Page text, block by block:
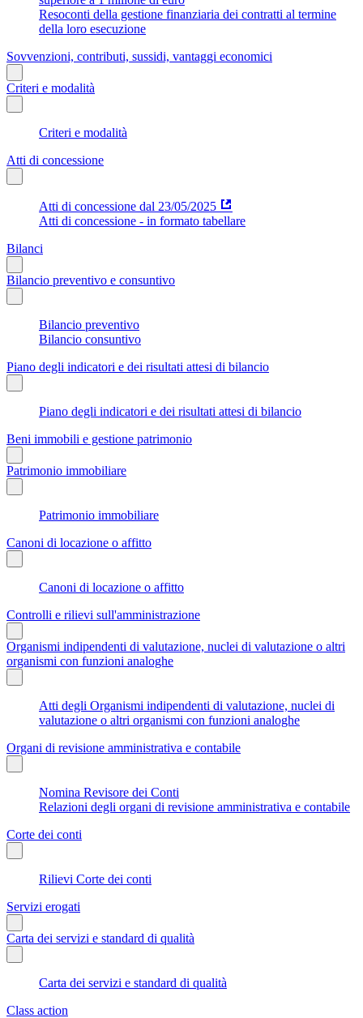
Resoconti della gestione finanziaria dei contratti al termine
della loro esecuzione
Sovvenzioni, contributi, sussidi, vantaggi economici
Criteri e modalità
Criteri e modalità
Atti di concessione
Atti di concessione dal 23/05/2025
Atti di concessione - in formato tabellare
Bilanci
Bilancio preventivo e consuntivo
Bilancio preventivo
Bilancio consuntivo
Piano degli indicatori e dei risultati attesi di bilancio
Piano degli indicatori e dei risultati attesi di bilancio
Beni immobili e gestione patrimonio
Patrimonio immobiliare
Patrimonio immobiliare
Canoni di locazione o affitto
Canoni di locazione o affitto
Controlli e rilievi sull'amministrazione
Organismi indipendenti di valutazione, nuclei di valutazione o altri
organismi con funzioni analoghe
Atti degli Organismi indipendenti di valutazione, nuclei di
valutazione o altri organismi con funzioni analoghe
Organi di revisione amministrativa e contabile
Nomina Revisore dei Conti
Relazioni degli organi di revisione amministrativa e contabile
Corte dei conti
Rilievi Corte dei conti
Servizi erogati
Carta dei servizi e standard di qualità
Carta dei servizi e standard di qualità
Class action